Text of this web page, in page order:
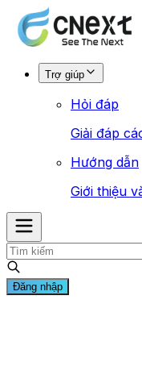
Trợ giúp
Hỏi đáp
Giải đáp
Hướng dẫn
Giới thiệu
Đăng nhập